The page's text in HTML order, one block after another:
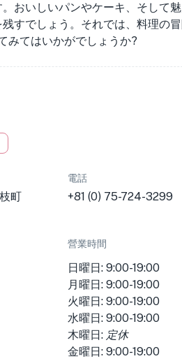
おいしいパンやケーキ、そして
すでしょう。それでは、料理の
みてはいかがでしょうか?
町
電話
+81 (0) 75-724-3299
營業時間
日曜日: 9:00-19:00
月曜日: 9:00-19:00
火曜日: 9:00-19:00
水曜日: 9:00-19:00
木曜日: 定休
金曜日: 9:00-19:00